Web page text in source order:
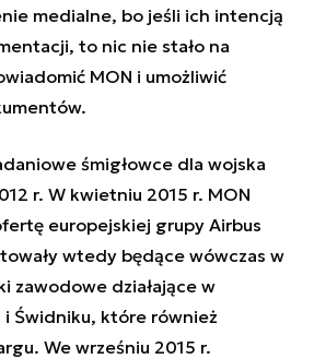
medialne, bo jeśli ich intencją
to nic nie stało na
MON i umożliwić
śmigłowce dla wojska
r. W kwietniu 2015 r. MON
europejskiej grupy Airbus
wtedy będące wówczas w
zawodowe działające w
i Świdniku, które również
We wrześniu 2015 r.